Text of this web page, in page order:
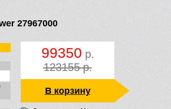
27967000
99350 р.
123155 р.
В корзину